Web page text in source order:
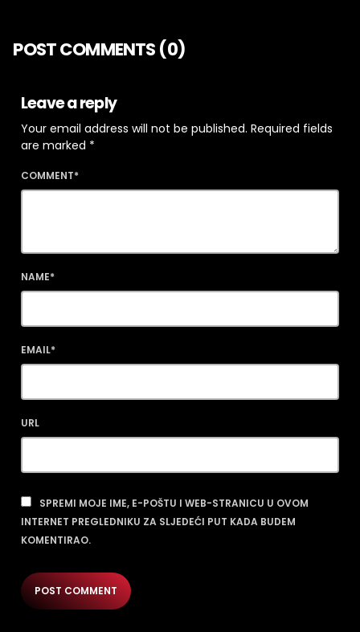
POST COMMENTS (0)
Leave a reply
Your email address will not be published. Required fields
are marked *
COMMENT*
NAME*
EMAIL*
URL
SPREMI MOJE IME, E-POŠTU I WEB-STRANICU U OVOM
INTERNET PREGLEDNIKU ZA SLJEDEĆI PUT KADA BUDEM
KOMENTIRAO.